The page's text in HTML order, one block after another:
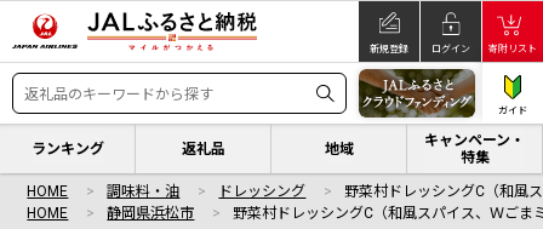
新規登録 ログイン 寄附リスト
ガイド
ランキング 返礼品 地域
キャンペーン・
特集
HOME 調味料・油 ドレッシング
野菜村ドレッシングC（和風
HOME
静岡県浜松市 野菜村ドレッシングC（和風スパイス、Ｗごま